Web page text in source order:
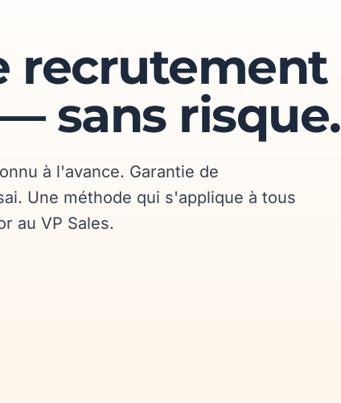
recrutement
sans risque.
à l'avance. Garantie de
Une méthode qui s'applique à tous
au VP Sales.